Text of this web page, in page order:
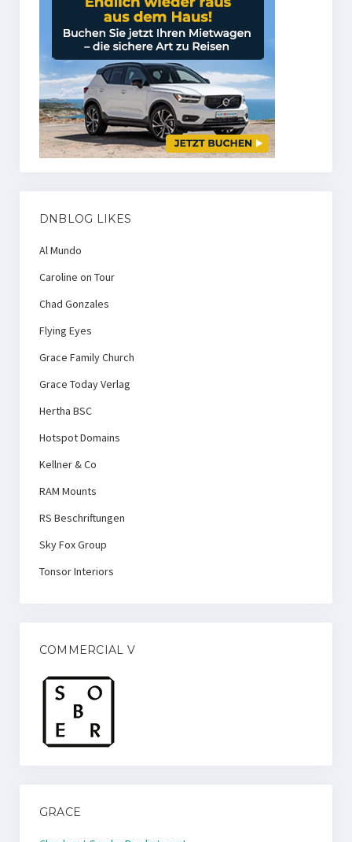
DNBLOG LIKES
Al Mundo
Caroline on Tour
Chad Gonzales
Flying Eyes
Grace Family Church
Grace Today Verlag
Hertha BSC
Hotspot Domains
Kellner & Co
RAM Mounts
RS Beschriftungen
Sky Fox Group
Tonsor Interiors
COMMERCIAL V
GRACE